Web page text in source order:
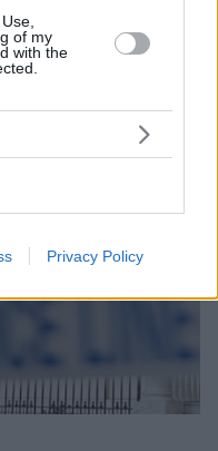
of my
with the
Privacy Policy